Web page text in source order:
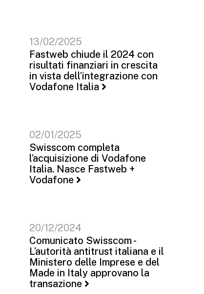
13/02/2025
Fastweb chiude il 2024 con
risultati finanziari in crescita
in vista dell’integrazione con
Vodafone Italia
02/01/2025
Swisscom completa
l’acquisizione di Vodafone
Italia. Nasce Fastweb +
Vodafone
20/12/2024
Comunicato Swisscom -
L’autorità antitrust italiana e il
Ministero delle Imprese e del
Made in Italy approvano la
transazione